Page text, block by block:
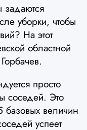
уборки, чтобы
На этот
областной
просто
соседей. Это
базовых величин
успеет